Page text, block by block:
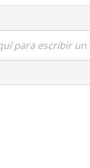
para escribir